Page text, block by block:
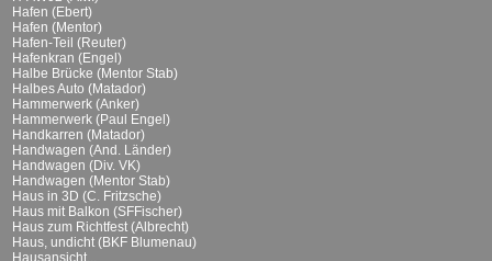
Hafen (Ebert)
Hafen (Mentor)
Hafen-Teil (Reuter)
Hafenkran (Engel)
Halbe Brücke (Mentor Stab)
Halbes Auto (Matador)
Hammerwerk (Anker)
Hammerwerk (Paul Engel)
Handkarren (Matador)
Handwagen (And. Länder)
Handwagen (Div. VK)
Handwagen (Mentor Stab)
Haus in 3D (C. Fritzsche)
Haus mit Balkon (SFFischer)
Haus zum Richtfest (Albrecht)
Haus, undicht (BKF Blumenau)
Hausansicht...